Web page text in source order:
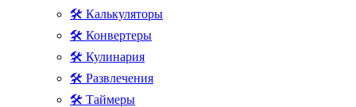
🛠 Калькуляторы
🛠 Конвертеры
🛠 Кулинария
🛠 Развлечения
🛠 Таймеры